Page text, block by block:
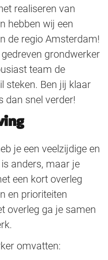
realiseren van
hebben wij een
de regio Amsterdam!
grondwerker
team de
steken. Ben jij klaar
dan snel verder!
je een veelzijdige en
anders, maar je
een kort overleg
en prioriteiten
overleg ga je samen
omvatten: